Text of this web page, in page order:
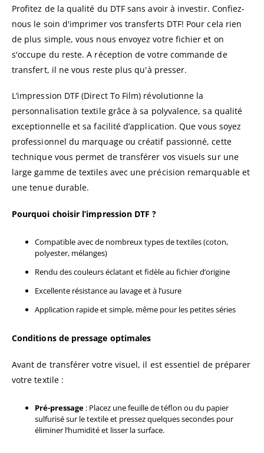
Profitez de la qualité du DTF sans avoir à investir. Confiez-
nous le soin d'imprimer vos transferts DTF! Pour cela rien
de plus simple, vous nous envoyez votre fichier et on
s'occupe du reste. A réception de votre commande de
transfert, il ne vous reste plus qu'à presser.
L’impression DTF (Direct To Film) révolutionne la
personnalisation textile grâce à sa polyvalence, sa qualité
exceptionnelle et sa facilité d’application. Que vous soyez
professionnel du marquage ou créatif passionné, cette
technique vous permet de transférer vos visuels sur une
large gamme de textiles avec une précision remarquable et
une tenue durable.
Pourquoi choisir l’impression DTF ?
Compatible avec de nombreux types de textiles (coton,
polyester, mélanges)
Rendu des couleurs éclatant et fidèle au fichier d’origine
Excellente résistance au lavage et à l’usure
Application rapide et simple, même pour les petites séries
Conditions de pressage optimales
Avant de transférer votre visuel, il est essentiel de préparer
votre textile :
Pré-pressage: Placez une feuille de téflon ou du papier
sulfurisé sur le textile et pressez quelques secondes pour
éliminer l’humidité et lisser la surface.